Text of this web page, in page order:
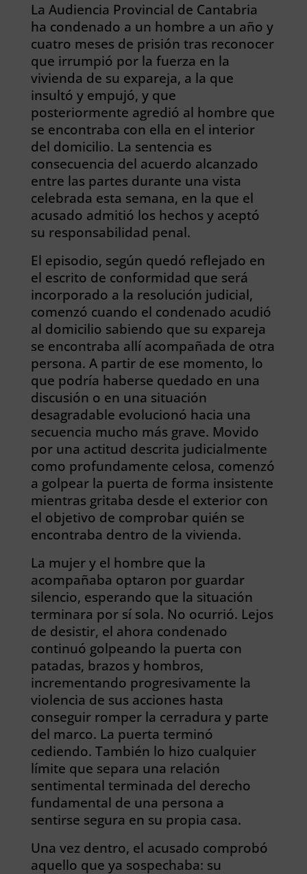
La Audiencia Provincial de Cantabria
ha condenado a un hombre a un año y
cuatro meses de prisión tras reconocer
que irrumpió por la fuerza en la
vivienda de su expareja, a la que
insultó y empujó, y que
posteriormente agredió al hombre que
se encontraba con ella en el interior
del domicilio. La sentencia es
consecuencia del acuerdo alcanzado
entre las partes durante una vista
celebrada esta semana, en la que el
acusado admitió los hechos y aceptó
su responsabilidad penal.
El episodio, según quedó reflejado en
el escrito de conformidad que será
incorporado a la resolución judicial,
comenzó cuando el condenado acudió
al domicilio sabiendo que su expareja
se encontraba allí acompañada de otra
persona. A partir de ese momento, lo
que podría haberse quedado en una
discusión o en una situación
desagradable evolucionó hacia una
secuencia mucho más grave. Movido
por una actitud descrita judicialmente
como profundamente celosa, comenzó
a golpear la puerta de forma insistente
mientras gritaba desde el exterior con
el objetivo de comprobar quién se
encontraba dentro de la vivienda.
La mujer y el hombre que la
acompañaba optaron por guardar
silencio, esperando que la situación
terminara por sí sola. No ocurrió. Lejos
de desistir, el ahora condenado
continuó golpeando la puerta con
patadas, brazos y hombros,
incrementando progresivamente la
violencia de sus acciones hasta
conseguir romper la cerradura y parte
del marco. La puerta terminó
cediendo. También lo hizo cualquier
límite que separa una relación
sentimental terminada del derecho
fundamental de una persona a
sentirse segura en su propia casa.
Una vez dentro, el acusado comprobó
aquello que ya sospechaba: su